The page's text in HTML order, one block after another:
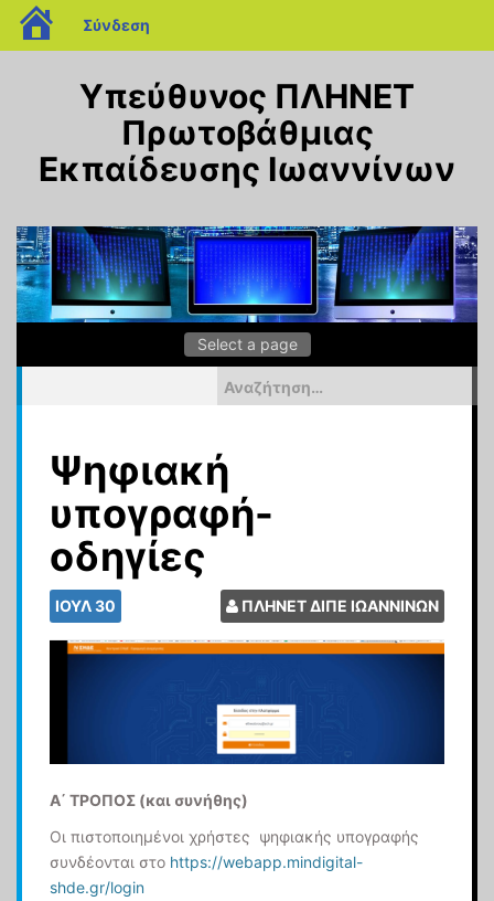
περιεχόμενοΥπεύθυνος ΠΛΗΝΕΤ
Πρωτοβάθμιας
Εκπαίδευσης Ιωαννίνων
για:
Ψηφιακή
υπογραφή-
οδηγίες
ΙΟΎΛ30 ΠΛΗΝΕΤ ΔΙΠΕ ΙΩΑΝΝΙΝΩΝ
Α΄ ΤΡΟΠΟΣ (και συνήθης)
Οι πιστοποιημένοι χρήστες ψηφιακής υπογραφής
συνδέονται στο https://webapp.mindigital-
shde.gr/login
blogs.sch.gr
Σύνδεση